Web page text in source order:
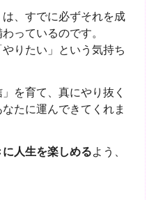
は、すでに必ずそれを成
っているのです。
りたい」という気持ち
を育て、真にやり抜く
たに運んできてくれま
人生を楽しめるよう、